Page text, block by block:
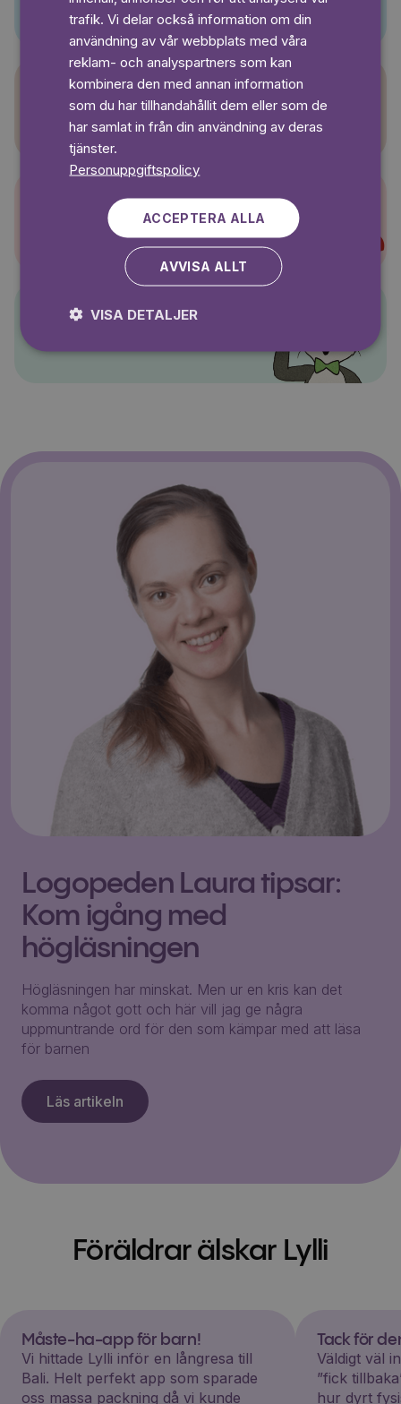
Sagasagor
Super-Charlie
Logopeden Laura tipsar:
Kom igång med
högläsningen
Högläsningen har minskat. Men ur en kris kan det
komma något gott och här vill jag ge några
uppmuntrande ord för den som kämpar med att läsa
för barnen
Läs artikeln
Föräldrar älskar Lylli
Måste-ha-app för barn!
Vi hittade Lylli inför en långresa till
Bali. Helt perfekt app som sparade
oss massa packning då vi kunde
Tack för
Väldigt väl
”fick
hur dyrt
trafik. Vi delar också information om din
användning av vår webbplats med våra
reklam- och analyspartners som kan
kombinera den med annan information
som du har tillhandahållit dem eller som de
har samlat in från din användning av deras
tjänster.
Personuppgiftspolicy
ACCEPTERA ALLA
AVVISA ALLT
VISA DETALJER